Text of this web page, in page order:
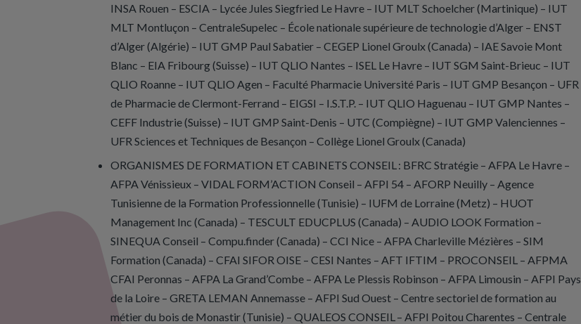
INSA Rouen – ESCIA – Lycée Jules Siegfried Le Havre – IUT MLT Schoelcher (Martinique) – IUT
MLT Montluçon – CentraleSupelec – École nationale supérieure de technologie d’Alger – ENST
d’Alger (Algérie) – IUT GMP Paul Sabatier – CEGEP Lionel Groulx (Canada) – IAE Savoie Mont
Blanc – EIA Fribourg (Suisse) – IUT QLIO Nantes – ISEL Le Havre – IUT SGM Saint-Brieuc – IUT
QLIO Roanne – IUT QLIO Agen – Faculté Pharmacie Université Paris – IUT GMP Besançon – UFR
de Pharmacie de Clermont-Ferrand – EIGSI – I.S.T.P. – IUT QLIO Haguenau – IUT GMP Nantes –
CEFF Industrie (Suisse) – IUT GMP Saint-Denis – UTC (Compiègne) – IUT GMP Valenciennes –
UFR Sciences et Techniques de Besançon – Collège Lionel Groulx (Canada)
ORGANISMES DE FORMATION ET CABINETS CONSEIL : BFRC Stratégie – AFPA Le Havre –
AFPA Vénissieux – VIDAL FORM’ACTION Conseil – AFPI 54 – AFORP Neuilly – Agence
Tunisienne de la Formation Professionnelle (Tunisie) – IUFM de Lorraine (Metz) – HUOT
Management Inc (Canada) – TESCULT EDUCPLUS (Canada) – AUDIO LOOK Formation –
SINEQUA Conseil – Compu.finder (Canada) – CCI Nice – AFPA Charleville Mézières – SIM
Formation (Canada) – CFAI SIFOR OISE – CESI Nantes – AFT IFTIM – PROCONSEIL – AFPMA
CFAI Peronnas – AFPA La Grand’Combe – AFPA Le Plessis Robinson – AFPA Limousin – AFPI Pays
de la Loire – GRETA LEMAN Annemasse – AFPI Sud Ouest – Centre sectoriel de formation au
métier du bois de Monastir (Tunisie) – QUALEOS CONSEIL – AFPI Poitou Charentes – Centrale